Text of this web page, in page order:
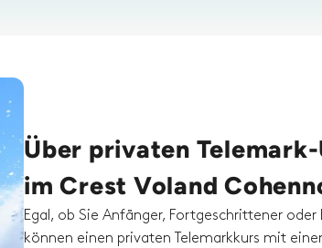
Über privaten
im Crest Voland
Egal, ob Sie Anfänger, Fortgeschrittener oder
können einen privaten Telemarkkurs mit